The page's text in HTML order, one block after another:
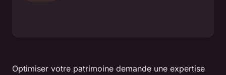
Optimiser votre patrimoine demande une expertise